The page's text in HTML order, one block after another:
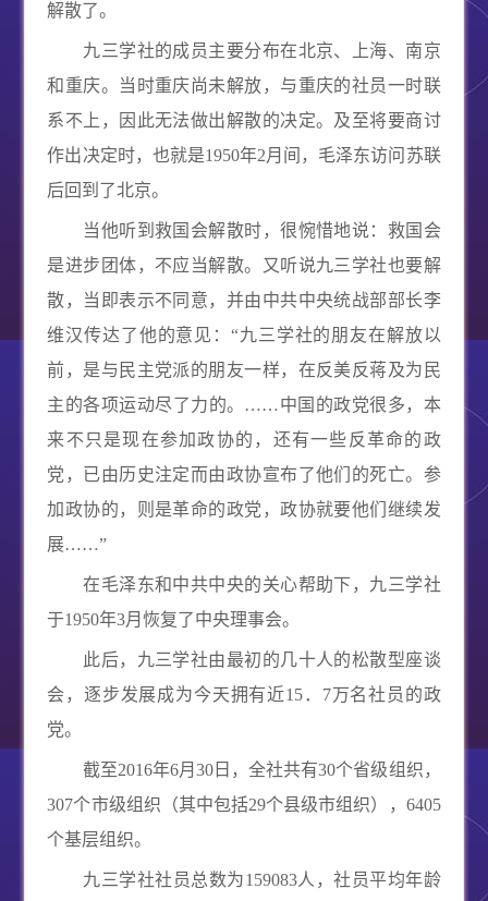
解散了。
九三学社的成员主要分布在北京、上海、南京
和重庆。当时重庆尚未解放，与重庆的社员一时联
系不上，因此无法做出解散的决定。及至将要商讨
作出决定时，也就是1950年2月间，毛泽东访问苏联
后回到了北京。
当他听到救国会解散时，很惋惜地说：救国会
是进步团体，不应当解散。又听说九三学社也要解
散，当即表示不同意，并由中共中央统战部部长李
维汉传达了他的意见：“九三学社的朋友在解放以
前，是与民主党派的朋友一样，在反美反蒋及为民
主的各项运动尽了力的。……中国的政党很多，本
来不只是现在参加政协的，还有一些反革命的政
党，已由历史注定而由政协宣布了他们的死亡。参
加政协的，则是革命的政党，政协就要他们继续发
展……”
在毛泽东和中共中央的关心帮助下，九三学社
于1950年3月恢复了中央理事会。
此后，九三学社由最初的几十人的松散型座谈
会，逐步发展成为今天拥有近15 ． 7万名社员的政
党。
截至2016年6月 30日，全社共有30个省级组织，
307个市级组织（其中包括29个县级市组织）， 6405
个基层组织。
九三学社社员总数为159083人，社员平均年龄